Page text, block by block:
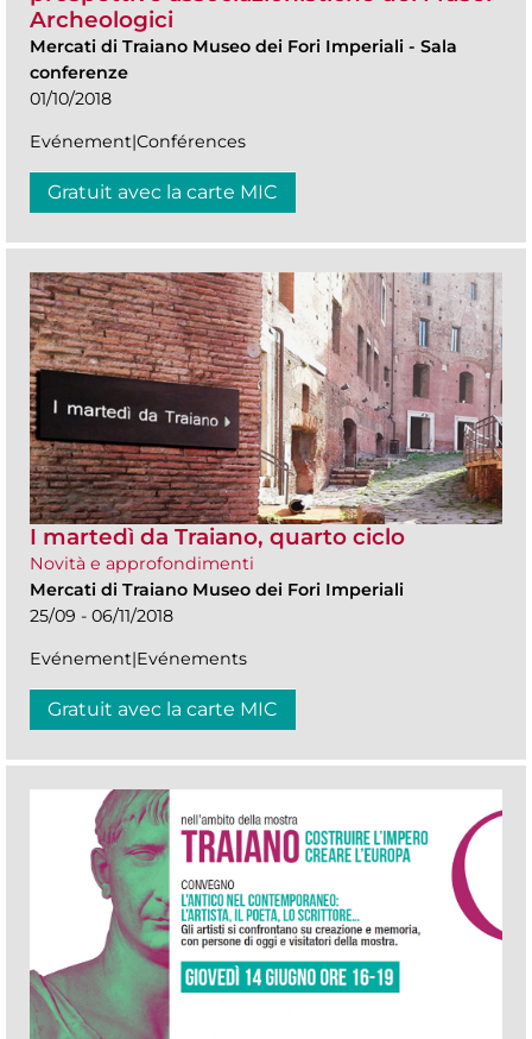
Archeologici
Mercati di Traiano Museo dei Fori Imperiali - Sala
conferenze
01/10/2018
Evénement|Conférences
Gratuit avec la carte MIC
I martedì da Traiano, quarto ciclo
Novità e approfondimenti
Mercati di Traiano Museo dei Fori Imperiali
25/09 - 06/11/2018
Evénement|Evénements
Gratuit avec la carte MIC